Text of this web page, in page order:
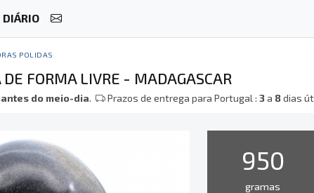
DIÁRIO
POLIDAS
FORMA LIVRE - MADAGASCAR
antes do meio-dia. Prazos de entrega para Portugal :3a 8dias
950
gramas